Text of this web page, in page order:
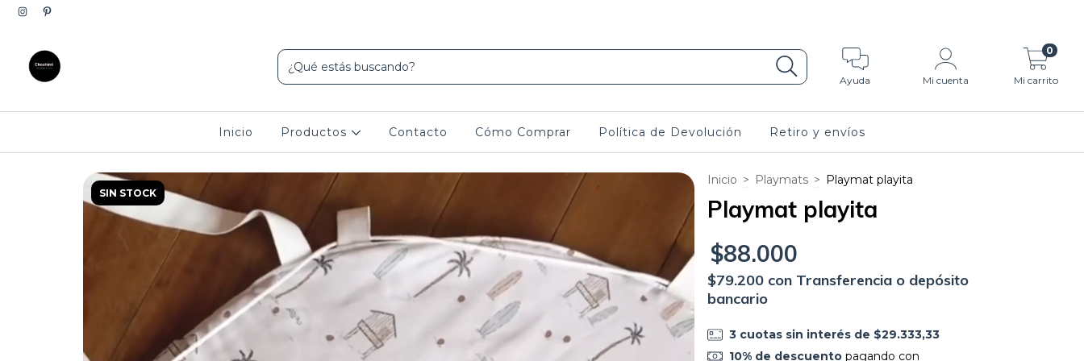
Ayuda Mi cuenta Mi carrito
0
Inicio Productos Contacto Cómo Comprar Política de Devolución Retiro y envíos
SIN STOCK
Inicio > Playmats > Playmat playita
Playmat playita
$88.000
$79.200 con Transferencia o depósito
bancario
3 cuotas sin interés de $29.333,33
10% de descuentopagando con